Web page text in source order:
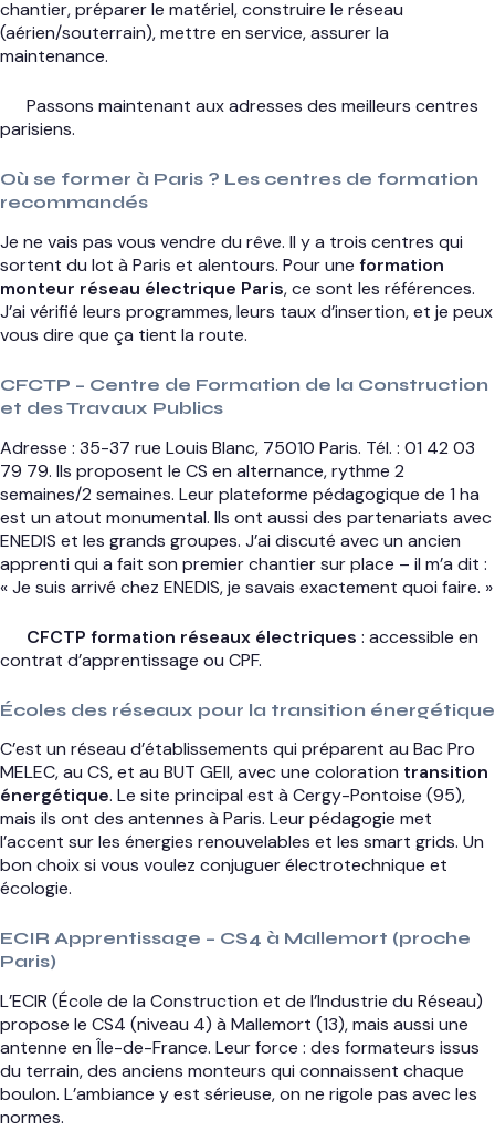
chantier, préparer le matériel, construire le réseau
(aérien/souterrain), mettre en service, assurer la
maintenance.
Passons maintenant aux adresses des meilleurs centres
parisiens.
Où se former à Paris ? Les centres de formation
recommandés
Je ne vais pas vous vendre du rêve. Il y a trois centres qui
sortent du lot à Paris et alentours. Pour une formation
monteur réseau électrique Paris, ce sont les références.
J’ai vérifié leurs programmes, leurs taux d’insertion, et je peux
vous dire que ça tient la route.
CFCTP – Centre de Formation de la Construction
et des Travaux Publics
Adresse : 35-37 rue Louis Blanc, 75010 Paris. Tél. : 01 42 03
79 79. Ils proposent le CS en alternance, rythme 2
semaines/2 semaines. Leur plateforme pédagogique de 1 ha
est un atout monumental. Ils ont aussi des partenariats avec
ENEDIS et les grands groupes. J’ai discuté avec un ancien
apprenti qui a fait son premier chantier sur place – il m’a dit :
« Je suis arrivé chez ENEDIS, je savais exactement quoi faire. »
CFCTP formation réseaux électriques : accessible en
contrat d’apprentissage ou CPF.
Écoles des réseaux pour la transition énergétique
C’est un réseau d’établissements qui préparent au Bac Pro
MELEC, au CS, et au BUT GEII, avec une coloration transition
énergétique. Le site principal est à Cergy-Pontoise (95),
mais ils ont des antennes à Paris. Leur pédagogie met
l’accent sur les énergies renouvelables et les smart grids. Un
bon choix si vous voulez conjuguer électrotechnique et
écologie.
ECIR Apprentissage – CS4 à Mallemort (proche
Paris)
L’ECIR (École de la Construction et de l’Industrie du Réseau)
propose le CS4 (niveau 4) à Mallemort (13), mais aussi une
antenne en Île-de-France. Leur force : des formateurs issus
du terrain, des anciens monteurs qui connaissent chaque
boulon. L’ambiance y est sérieuse, on ne rigole pas avec les
normes.